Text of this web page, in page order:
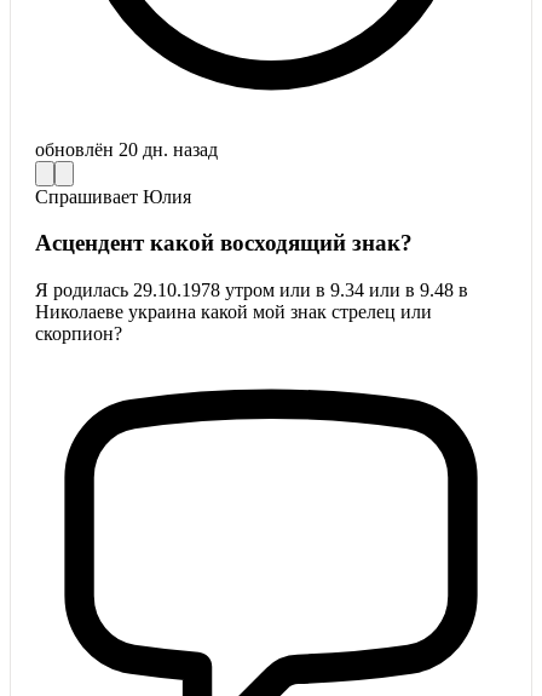
обновлён 20 дн. назад
Спрашивает Юлия
Асцендент какой восходящий знак?
Я родилась 29.10.1978 утром или в 9.34 или в 9.48 в
Николаеве украина какой мой знак стрелец или
скорпион?